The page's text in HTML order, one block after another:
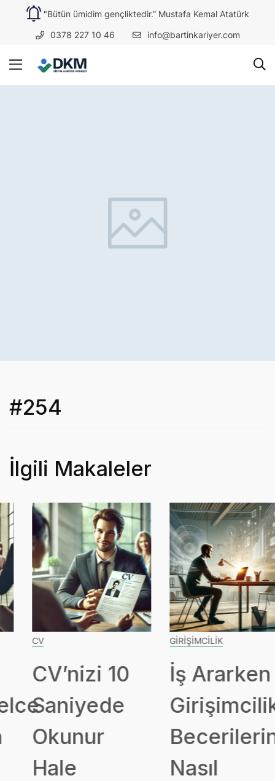
"Bütün ümidim gençliktedir.” Mustafa Kemal Atatürk
0378 227 10 46 info@bartinkariyer.com
#254
İlgili Makaleler
CV’nizi 10
Saniyede
Okunur
Hale
GIRIŞIMCILIK
İş Ararken
Girişimcilik
Nasıl